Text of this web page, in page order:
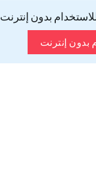
بدون إنترنت
بدون إنترنت